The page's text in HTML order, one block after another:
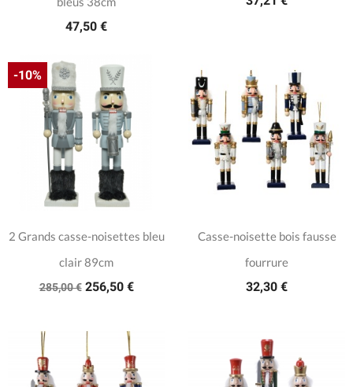
47,50 €
2 Grands casse-noisettes bleu
clair 89cm
285,00 € 256,50 €
-10%
Casse-noisette bois fausse
fourrure
32,30 €